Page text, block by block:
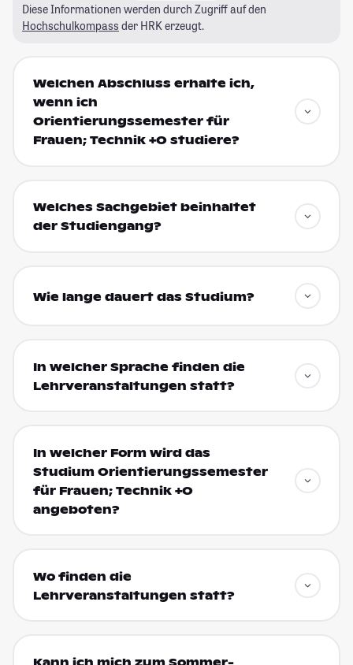
Diese Informationen werden durch Zugriff auf den
Hochschulkompass der HRK erzeugt.
Welchen Abschluss erhalte ich,
wenn ich
Orientierungssemester für
Frauen; Technik +O studiere?
Welches Sachgebiet beinhaltet
der Studiengang?
Wie lange dauert das Studium?
In welcher Sprache finden die
Lehrveranstaltungen statt?
In welcher Form wird das
Studium Orientierungssemester
für Frauen; Technik +O
angeboten?
Wo finden die
Lehrveranstaltungen statt?